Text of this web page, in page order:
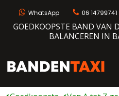
WhatsApp 06 14799741
GOEDKOOPSTE BAND VAN
BALANCEREN IN